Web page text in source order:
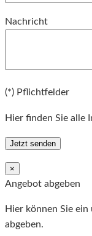
Nachricht
(*) Pflichtfelder
Hier finden Sie alle
×
Angebot abgeben
Hier können Sie
abgeben.